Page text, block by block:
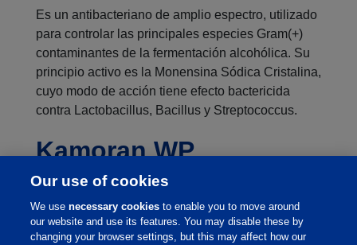
Es un antibacteriano de amplio espectro, utilizado
para controlar las principales especies Gram(+)
contaminantes de la fermentación alcohólica. Su
principio activo es la Monensina Sódica Cristalina,
cuyo modo de acción tiene efecto bactericida
contra Lactobacillus, Bacillus y Streptococcus.
Kamoran WP
Es un antibacteriano de amplio espectro utilizado
para controlar las principales bacterias Gram (+),
contaminantes de la fermentación alcohólica. El
principio activo, asociado a un agente
Our use of cookies
We usenecessary cookies to enable you to move around
our website and use its features. You may disable these by
changing your browser settings, but this may affect how our